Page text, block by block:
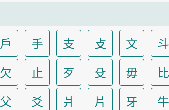
戶 手 支 攴 文 斗
欠 止 歹 殳 毋 比
父 爻 爿 片 牙 牛